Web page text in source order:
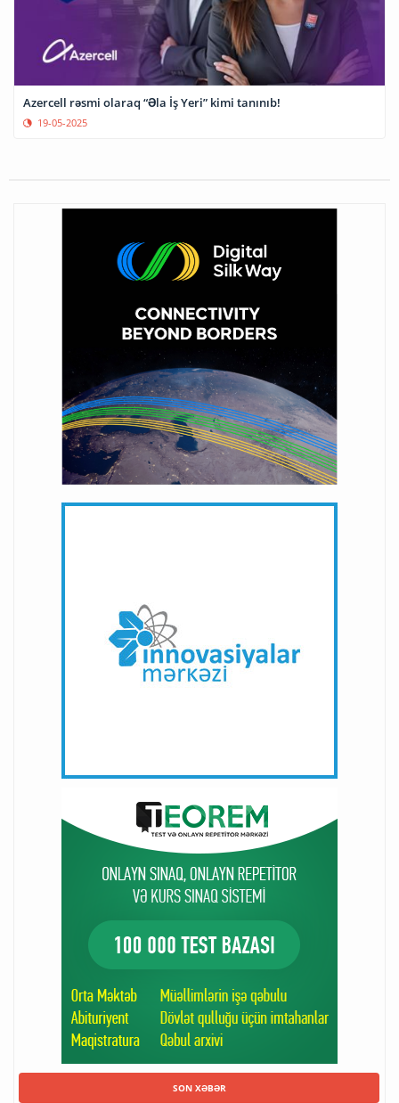
Azercell rəsmi olaraq “Əla İş Yeri” kimi tanınıb!
19-05-2025
SON XƏBƏR